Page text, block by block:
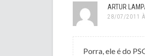
ARTUR
28/07/2011
Porra, ele é do